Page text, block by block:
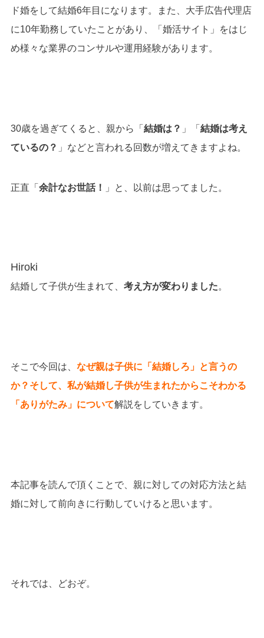
ド婚をして結婚6年目になります。また、大手広告代理店
に10年勤務していたことがあり、「婚活サイト」をはじ
め様々な業界のコンサルや運用経験があります。
30歳を過ぎてくると、親から「 結婚は？ 」「 結婚は考え
ているの？ 」などと言われる回数が増えてきますよね。
正直「 余計なお世話！ 」と、以前は思ってました。
Hiroki
結婚して子供が生まれて、 考え方が変わりました。
そこで今回は、 なぜ親は子供に「結婚しろ」と言うの
か？そして、私が結婚し子供が生まれたからこそわかる
「ありがたみ」について解説をしていきます。
本記事を読んで頂くことで、親に対しての対応方法と結
婚に対して前向きに行動していけると思います。
それでは、どおぞ。